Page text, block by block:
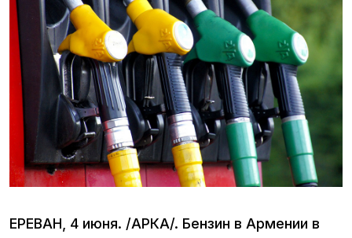
ЕРЕВАН, 4 июня. /АРКА/. Бензин в Армении в